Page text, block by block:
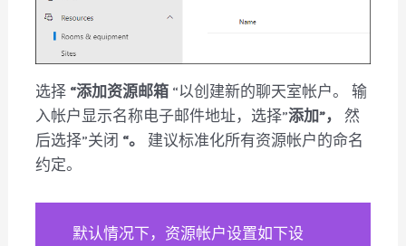
选择 “添加资源邮箱 “以创建新的聊天室帐户。 输
入帐户显示名称电子邮件地址，选择”添加”，
然
后选择”关闭 “。
建议标准化所有资源帐户的命名
约定。
默认情况下，资源帐户设置如下设